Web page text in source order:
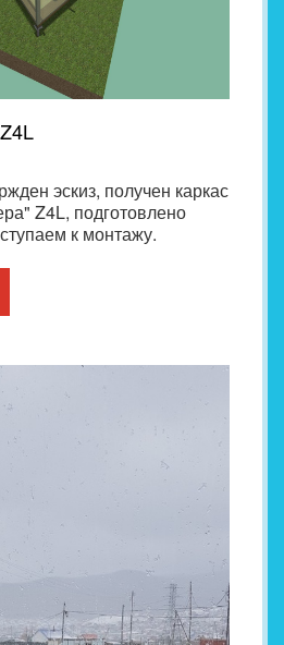
эскиз, получен каркас
Z4L, подготовлено
к монтажу.